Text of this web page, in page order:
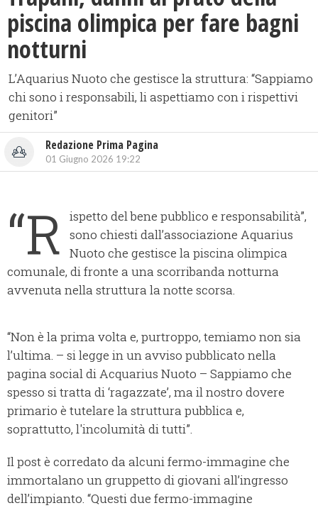
piscina olimpica per fare bagni
notturni
L’Aquarius Nuoto che gestisce la struttura: “Sappiamo
chi sono i responsabili, li aspettiamo con i rispettivi
genitori”
Redazione Prima Pagina
01 Giugno 2026 19:22
“R
ispetto del bene pubblico e responsabilità”,
sono chiesti dall’associazione Aquarius
Nuoto che gestisce la piscina olimpica
comunale, di fronte a una scorribanda notturna
avvenuta nella struttura la notte scorsa.
“Non è la prima volta e, purtroppo, temiamo non sia
l’ultima. – si legge in un avviso pubblicato nella
pagina social di Acquarius Nuoto – Sappiamo che
spesso si tratta di ‘ragazzate’, ma il nostro dovere
primario è tutelare la struttura pubblica e,
soprattutto, l'incolumità di tutti”.
Il post è corredato da alcuni fermo-immagine che
immortalano un gruppetto di giovani all’ingresso
dell’impianto. “Questi due fermo-immagine